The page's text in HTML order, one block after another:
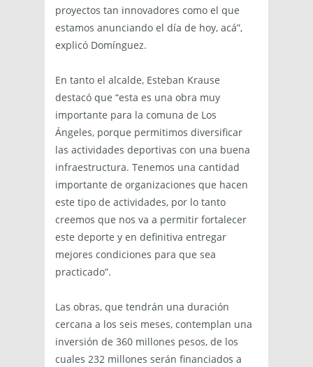
proyectos tan innovadores como el que
estamos anunciando el día de hoy, acá”,
explicó Domínguez.
En tanto el alcalde, Esteban Krause
destacó que “esta es una obra muy
importante para la comuna de Los
Ángeles, porque permitimos diversificar
las actividades deportivas con una buena
infraestructura. Tenemos una cantidad
importante de organizaciones que hacen
este tipo de actividades, por lo tanto
creemos que nos va a permitir fortalecer
este deporte y en definitiva entregar
mejores condiciones para que sea
practicado”.
Las obras, que tendrán una duración
cercana a los seis meses, contemplan una
inversión de 360 millones pesos, de los
cuales 232 millones serán financiados a